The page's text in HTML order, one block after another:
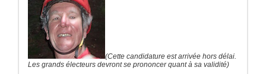
(Cette candidature est arrivée hors délai.
Les grands électeurs devront se prononcer quant à sa validité)